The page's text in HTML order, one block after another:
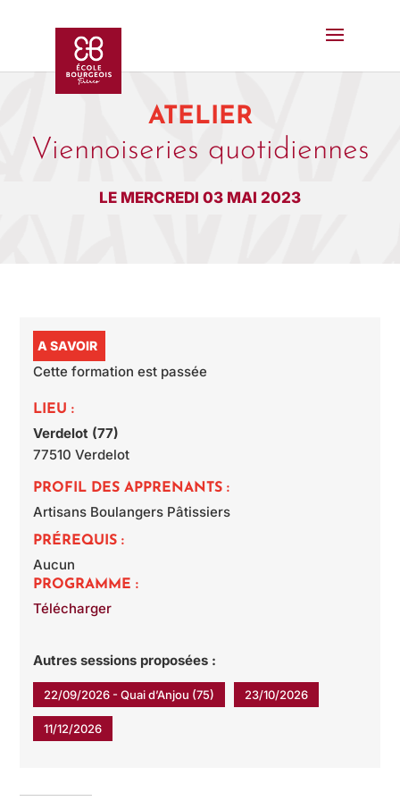
ATELIER
Viennoiseries quotidiennes
LE MERCREDI 03 MAI 2023
A SAVOIR
Cette formation est passée
LIEU :
Verdelot (77)
77510 Verdelot
PROFIL DES APPRENANTS :
Artisans Boulangers Pâtissiers
PRÉREQUIS :
Aucun
PROGRAMME :
Télécharger
Autres sessions proposées :
22/09/2026 - Quai d’Anjou (75) 23/10/2026
11/12/2026